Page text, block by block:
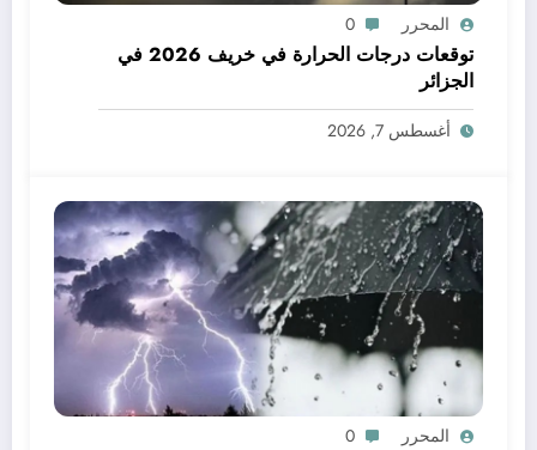
المحرر 0
توقعات درجات الحرارة في خريف 2026 في
الجزائر
أغسطس 7, 2026
المحرر 0